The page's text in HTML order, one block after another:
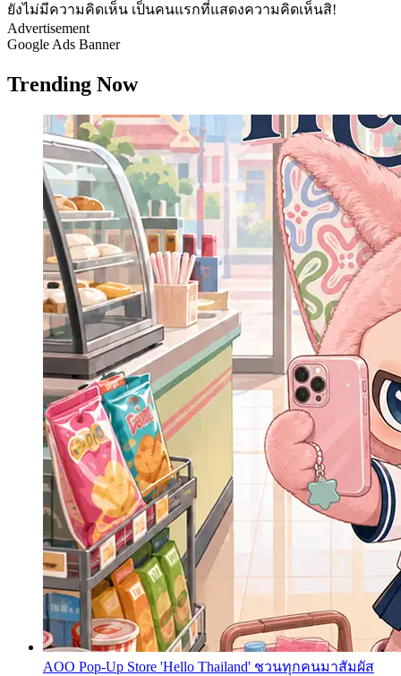
ยังไม่มีความคิดเห็น เป็นคนแรกที่แสดงความคิดเห็นสิ!
Advertisement
Google Ads Banner
Trending Now
AOO Pop-Up Store 'Hello Thailand' ชวนทุกคนมาสัมผัส